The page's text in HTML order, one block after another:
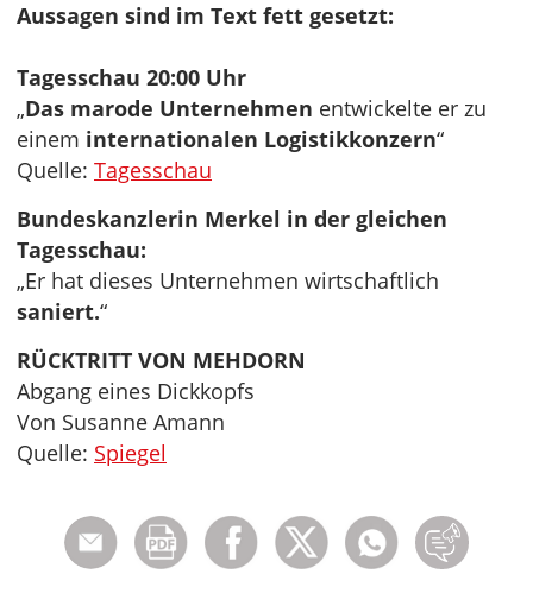
Aussagen sind im Text fett gesetzt:
Tagesschau 20:00 Uhr
„Das marode Unternehmen entwickelte er zu
einem internationalen Logistikkonzern“
Quelle: Tagesschau
Bundeskanzlerin Merkel in der gleichen
Tagesschau:
„Er hat dieses Unternehmen wirtschaftlich
saniert.“
RÜCKTRITT VON MEHDORN
Abgang eines Dickkopfs
Von Susanne Amann
Quelle: Spiegel